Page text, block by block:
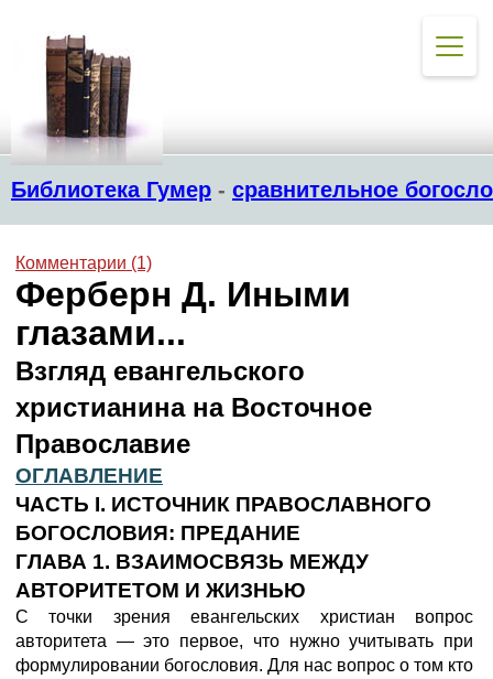
Библиотека Гумер - сравнительное
Комментарии (1)
Ферберн Д. Иными
глазами...
Взгляд евангельского
христианина на Восточное
Православие
ОГЛАВЛЕНИЕ
ЧАСТЬ I. ИСТОЧНИК ПРАВОСЛАВНОГО
БОГОСЛОВИЯ: ПРЕДАНИЕ
ГЛАВА 1. ВЗАИМОСВЯЗЬ МЕЖДУ
АВТОРИТЕТОМ И ЖИЗНЬЮ
С точки зрения евангельских христиан вопрос
авторитета — это первое, что нужно учитывать при
формулировании богословия. Для нас вопрос о том кто